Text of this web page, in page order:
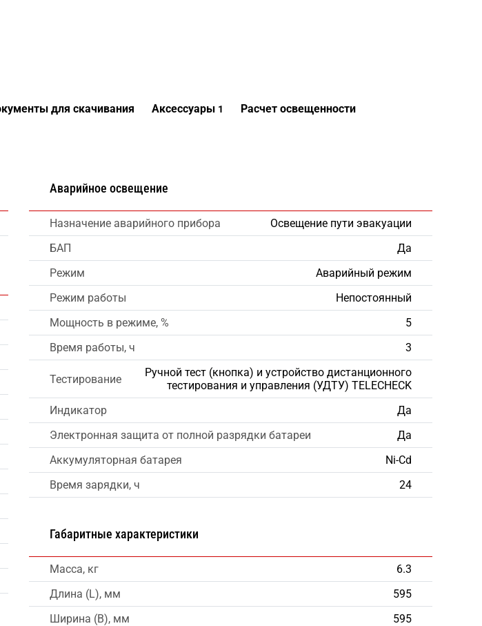
для скачивания Аксессуары 1 Расчет освещенности
Аварийное освещение
Назначение аварийного прибора
Освещение пути эвакуации
БАП
Да
Режим
Аварийный режим
Режим работы
Непостоянный
Мощность в режиме, %
5
Время работы, ч
3
Тестирование
Ручной тест (кнопка) и устройство дистанционного
тестирования и управления (УДТУ) TELECHECK
Индикатор
Да
Электронная защита от полной разрядки батареи
Да
Аккумуляторная батарея
Ni-Cd
Время зарядки, ч
24
Габаритные характеристики
Масса, кг
6.3
Длина (L), мм
595
Ширина (B), мм
595